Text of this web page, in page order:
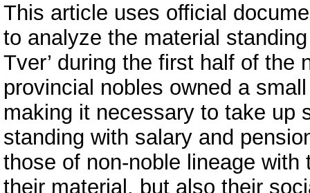
This article uses official
to analyze the material
Tver’ during the first half of the
provincial nobles owned a
making it necessary to take up
standing with salary and
those of non-noble lineage
their material, but also their